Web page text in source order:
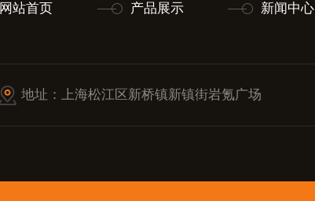
网站首页 产品展示 新闻中心
地址：上海松江区新桥镇新镇街岩氪广场